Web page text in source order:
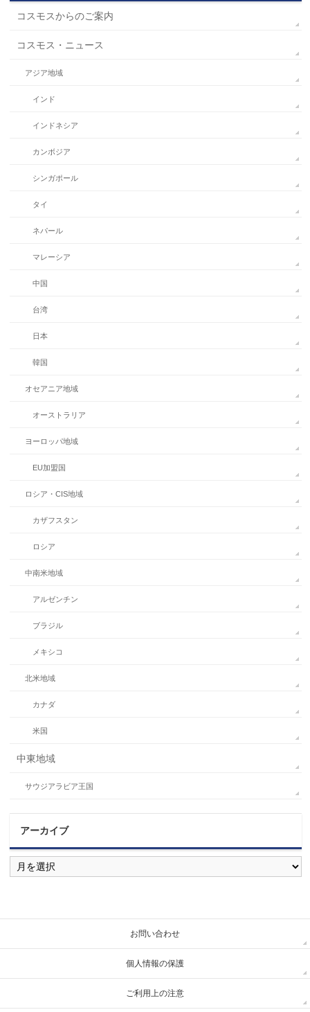
コスモスからのご案内
コスモス・ニュース
アジア地域
インド
インドネシア
カンボジア
シンガポール
タイ
ネパール
マレーシア
中国
台湾
日本
韓国
オセアニア地域
オーストラリア
ヨーロッパ地域
EU加盟国
ロシア・CIS地域
カザフスタン
ロシア
中南米地域
アルゼンチン
ブラジル
メキシコ
北米地域
カナダ
米国
中東地域
サウジアラビア王国
アーカイブ
ア
ー
カ
お問い合わせ
個人情報の保護
ご利用上の注意